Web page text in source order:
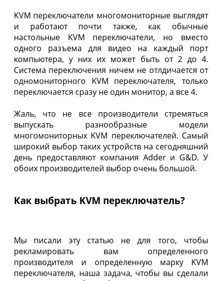
KVM переключатели многомониторные выглядят
и работают почти также, как обычные
настольные KVM переключатели, но вместо
одного разъема для видео на каждый порт
компьютера, у них их может быть от 2 до 4.
Система переключения ничем не отлдичается от
одномониторного KVM переключателя, только
переключается сразу не один монитор, а все 4.
Жаль, что не все производители стремяться
выпускать разнообразные модели
многомониторных KVM переключателей. Самый
широкий выбор таких устройств на сегодняшний
день предоставляют компания Adder и G&D. У
обоих производителей выбор очень большой.
Как выбрать KVM переключатель?
Мы писали эту статью не для того, чтобы
рекламировать вам определенного
производителя и определенную марку KVM
переключателя, наша задача, чтобы вы сделали